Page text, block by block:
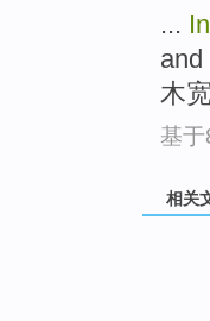
...
木
基
相关